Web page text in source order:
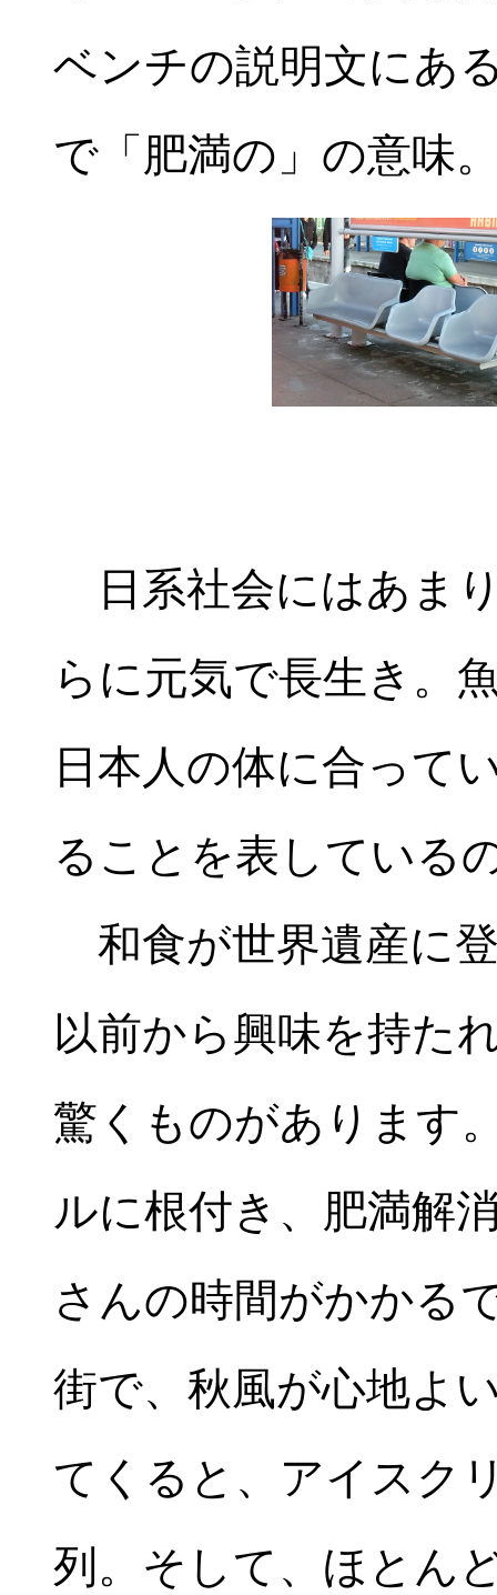
ベンチの説明文にあ
で「肥満の」の意味
日系社会にはあま
らに元気で長生き。
日本人の体に合って
ることを表している
和食が世界遺産に
以前から興味を持た
驚くものがあります
ルに根付き、肥満解
さんの時間がかかる
街で、秋風が心地よ
てくると、アイスク
列。そして、ほとん